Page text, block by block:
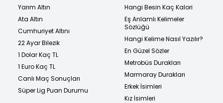
Yarım Altın
Ata Altın
Cumhuriyet Altını
22 Ayar Bilezik
1 Dolar Kaç TL
1 Euro Kaç TL
Canlı Maç Sonuçları
Süper Lig Puan Durumu
Hangi Besin Kaç Kalori
Eş Anlamlı Kelimeler
Sözlüğü
Hangi Kelime Nasıl Yazılır?
En Güzel Sözler
Metrobüs Durakları
Marmaray Durakları
Erkek İsimleri
Kız İsimleri